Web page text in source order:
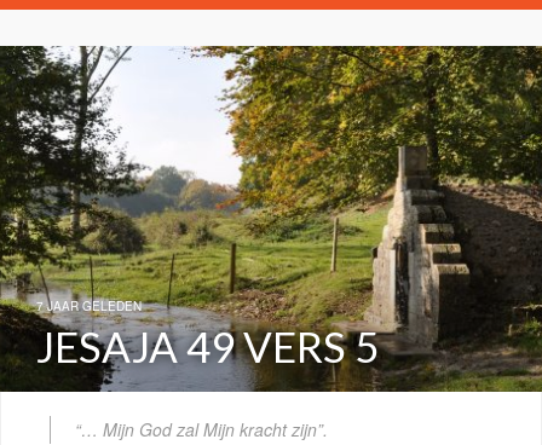
7 JAAR GELEDEN
JESAJA 49 VERS 5
“… Mijn God zal Mijn kracht zijn”.